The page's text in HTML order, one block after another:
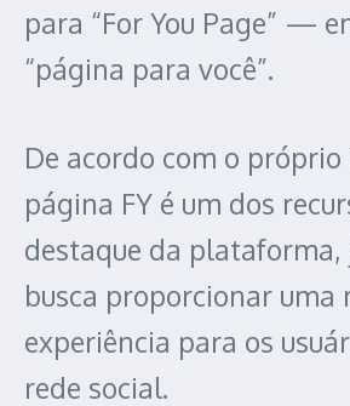
para “For You Page” —
“página para você”.
De acordo com o próprio
página FY é um dos
destaque da plataforma,
busca proporcionar uma
experiência para os
rede social.